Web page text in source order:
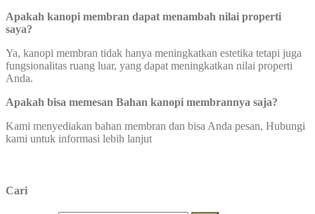
Apakah kanopi membran dapat menambah nilai properti
saya?
Ya, kanopi membran tidak hanya meningkatkan estetika tetapi juga
fungsionalitas ruang luar, yang dapat meningkatkan nilai properti
Anda.
Apakah bisa memesan Bahan kanopi membrannya saja?
Kami menyediakan bahan membran dan bisa Anda pesan, Hubungi
kami untuk informasi lebih lanjut
Cari